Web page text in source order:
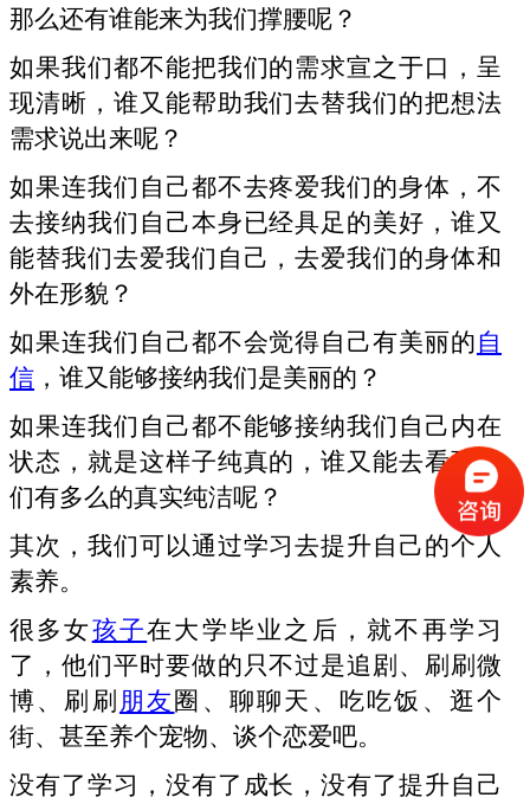
那么还有谁能来为我们撑腰呢？
如果我们都不能把我们的需求宣之于口，呈
现清晰，谁又能帮助我们去替我们的把想法
需求说出来呢？
如果连我们自己都不去疼爱我们的身体，不
去接纳我们自己本身已经具足的美好，谁又
能替我们去爱我们自己，去爱我们的身体和
外在形貌？
如果连我们自己都不会觉得自己有美丽的自
信 ，谁又能够接纳我们是美丽的？
如果连我们自己都不能够接纳我们自己内在
状态，就是这样子纯真的，谁又能去看到我
们有多么的真实纯洁呢？
其次，我们可以通过学习去提升自己的个人
素养。
很多女孩子在大学毕业之后，就不再学习
了，他们平时要做的只不过是追剧、刷刷微
博、刷刷 朋友 圈、聊聊天、吃吃饭、逛个
街、甚至养个宠物、谈个恋爱吧。
没有了学习，没有了成长，没有了提升自己